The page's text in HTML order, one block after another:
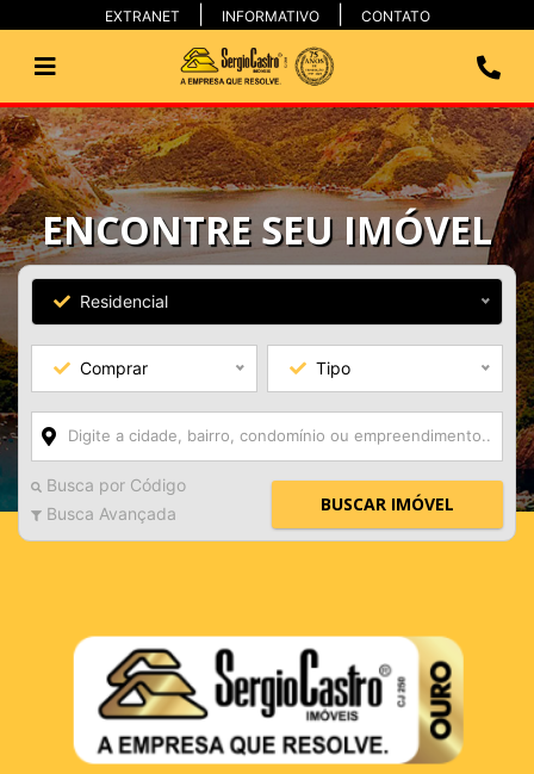
EXTRANET INFORMATIVO CONTATO
ENCONTRE SEU IMÓVEL
Residencial
Comprar Tipo
Busca por Código
Busca Avançada
BUSCAR IMÓVEL